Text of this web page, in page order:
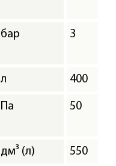
бар 3
л 400
Па 50
дм³ (л) 550